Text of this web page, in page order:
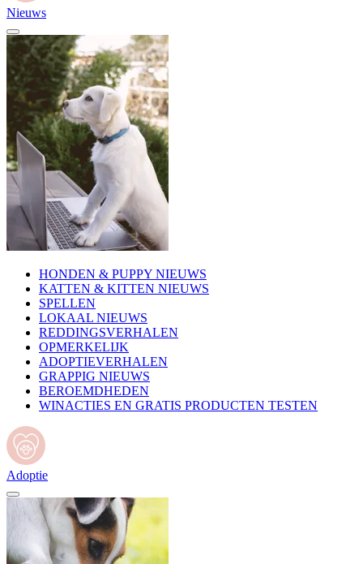
Nieuws
HONDEN & PUPPY NIEUWS
KATTEN & KITTEN NIEUWS
SPELLEN
LOKAAL NIEUWS
REDDINGSVERHALEN
OPMERKELIJK
ADOPTIEVERHALEN
GRAPPIG NIEUWS
BEROEMDHEDEN
WINACTIES EN GRATIS PRODUCTEN TESTEN
Adoptie